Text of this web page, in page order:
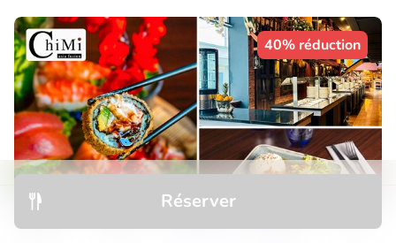
Réserver
40% réduction